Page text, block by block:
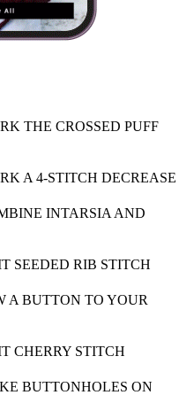
THE CROSSED PUFF
A 4-STITCH DECREASE
INTARSIA AND
SEEDED RIB STITCH
A BUTTON TO YOUR
CHERRY STITCH
BUTTONHOLES ON